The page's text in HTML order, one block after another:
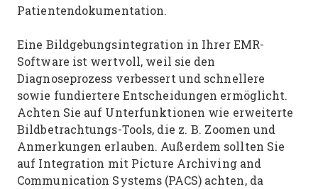
Patientendokumentation.
Eine Bildgebungsintegration in Ihrer EMR-
Software ist wertvoll, weil sie den
Diagnoseprozess verbessert und schnellere
sowie fundiertere Entscheidungen ermöglicht.
Achten Sie auf Unterfunktionen wie erweiterte
Bildbetrachtungs-Tools, die z. B. Zoomen und
Anmerkungen erlauben. Außerdem sollten Sie
auf Integration mit Picture Archiving and
Communication Systems (PACS) achten, da